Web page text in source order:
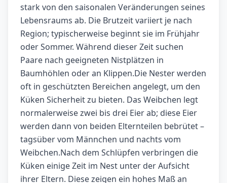
stark von den saisonalen Veränderungen seines
Lebensraums ab. Die Brutzeit variiert je nach
Region; typischerweise beginnt sie im Frühjahr
oder Sommer. Während dieser Zeit suchen
Paare nach geeigneten Nistplätzen in
Baumhöhlen oder an Klippen.Die Nester werden
oft in geschützten Bereichen angelegt, um den
Küken Sicherheit zu bieten. Das Weibchen legt
normalerweise zwei bis drei Eier ab; diese Eier
werden dann von beiden Elternteilen bebrütet –
tagsüber vom Männchen und nachts vom
Weibchen.Nach dem Schlüpfen verbringen die
Küken einige Zeit im Nest unter der Aufsicht
ihrer Eltern. Diese zeigen ein hohes Maß an